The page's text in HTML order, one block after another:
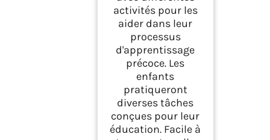
activités pour les
aider dans leur
processus
d'apprentissage
précoce. Les
enfants
pratiqueront
diverses tâches
conçues pour leur
éducation. Facile à